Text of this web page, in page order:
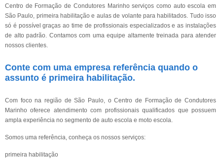
Centro de Formação de Condutores Marinho serviços como auto escola em
São Paulo, primeira habilitação e aulas de volante para habilitados. Tudo isso
só é possível graças ao time de profissionais especializados e as instalações
de alto padrão. Contamos com uma equipe altamente treinada para atender
nossos clientes.
Conte com uma empresa referência quando o
assunto é primeira habilitação.
Com foco na região de São Paulo, o Centro de Formação de Condutores
Marinho oferece atendimento com profissionais qualificados que possuem
ampla experiência no segmento de auto escola e moto escola.
Somos uma referência, conheça os nossos serviços:
primeira habilitação